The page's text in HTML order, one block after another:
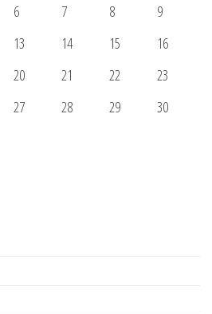
6 7 8
9
13 14 15
16
20 21 22
23
27 28 29
30